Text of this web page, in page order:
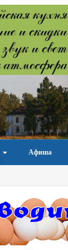
Афиша